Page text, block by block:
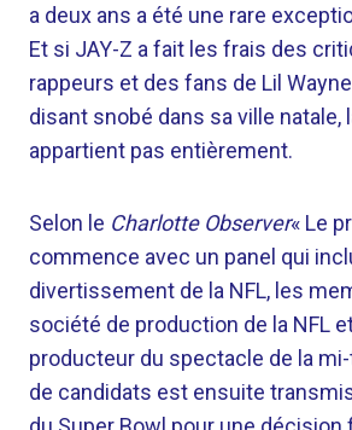
a deux ans a été une rare
Et si JAY-Z a fait les frais des
rappeurs et des fans de Lil
disant snobé dans sa ville natale,
appartient pas entièrement.
Selon le Charlotte Observer« Le
commence avec un panel qui
divertissement de la NFL, les
société de production de la NFL
producteur du spectacle de la
de candidats est ensuite